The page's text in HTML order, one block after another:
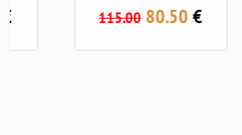
80.50€